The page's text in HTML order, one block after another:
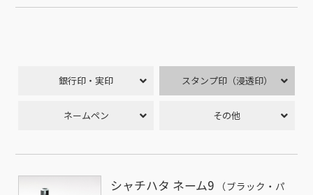
銀行印・実印 スタンプ印（浸透印）
ネームペン その他
シャチハタ ネーム9
（ブラック・パ